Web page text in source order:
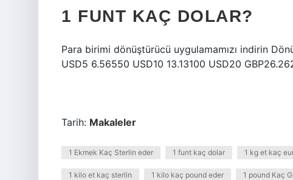
1 FUNT KAÇ DOLAR?
Para birimi dönüştürücü uygulamamızı indirin
USD5 6.56550 USD10 13.13100 USD20
Tarih: Makaleler
1 Ekmek Kaç Sterlin eder 1 funt kaç dolar 1 kg et kaç
1 kilo et kaç sterlin 1 kilo kaç pound eder 1 pound Kaç